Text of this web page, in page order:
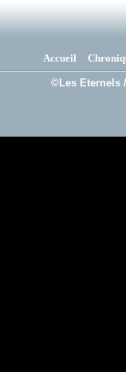
Accueil
©Les Eternels